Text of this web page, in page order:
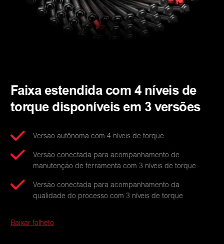
Faixa estendida com 4 níveis de
torque disponíveis em 3 versões
Versão autônoma com 4 níveis de torque
Versão conectada para acompanhamento de
manutenção de ferramenta com 3 níveis de torque
Versão conectada para acompanhamento da
qualidade do processo com 3 níveis de torque
Baixar folheto